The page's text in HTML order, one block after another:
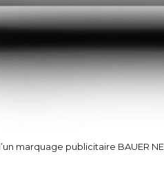
marquage publicitaire BAUER